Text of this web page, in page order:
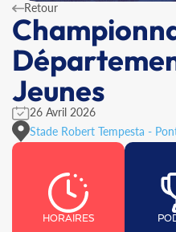
Retour
Jeunes
26 Avril 2026
Stade Robert Tempesta -
HORAIRES